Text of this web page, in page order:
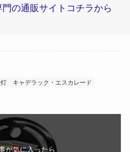
の通販サイトコチラから
キャデラック・エスカレード
が気に入ったら